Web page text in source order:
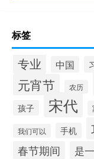
标签
专业 中国
元宵节 农历
孩子 宋代
我们可以 手机
春节期间 是